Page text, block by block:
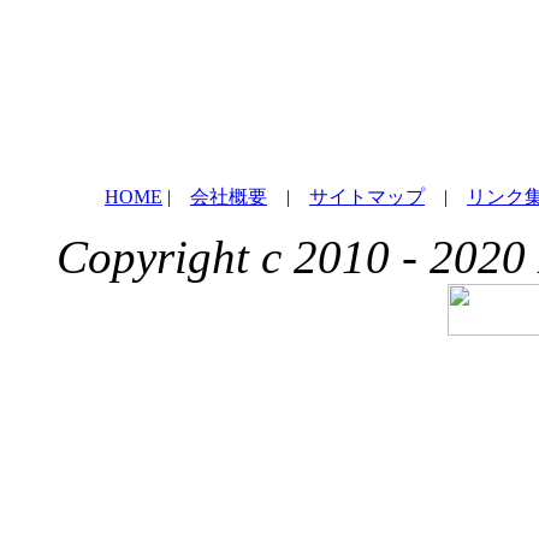
HOME | 会社概要 | サイトマップ| リンク
Copyright c 2010 - 2020